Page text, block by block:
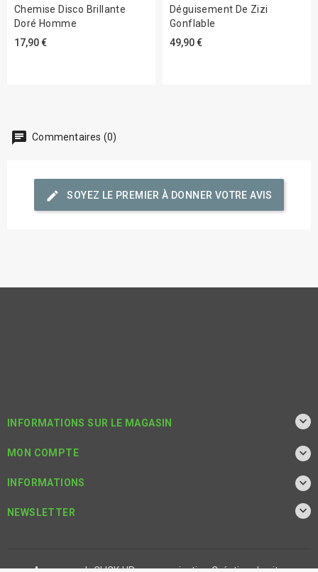
Chemise Disco Brillante
Doré Homme
17,90 €
Déguisement De Zizi
Gonflable
49,90 €
chat Commentaires (0)
edit SOYEZ LE PREMIER À DONNER VOTRE AVIS
INFORMATIONS SUR LE MAGASIN 
MON COMPTE 
INFORMATIONS 
NEWSLETTER 